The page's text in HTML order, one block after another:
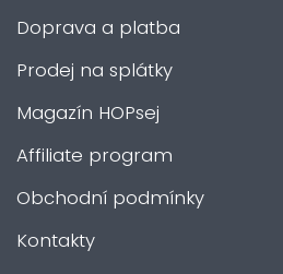
Doprava a platba
Prodej na splátky
Magazín HOPsej
Affiliate program
Obchodní podmínky
Kontakty